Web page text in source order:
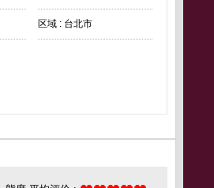
区域 : 台北市